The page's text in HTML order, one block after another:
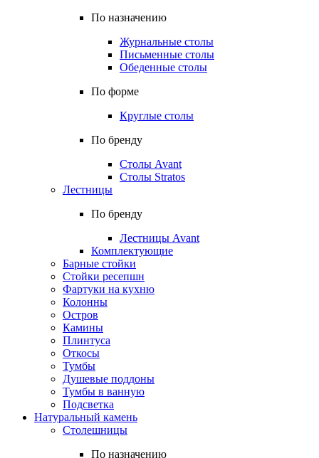
По назначению
Журнальные столы
Письменные столы
Обеденные столы
По форме
Круглые столы
По бренду
Столы Avant
Столы Stratos
Лестницы
По бренду
Лестницы Avant
Комплектующие
Барные стойки
Стойки ресепшн
Фартуки на кухню
Колонны
Остров
Камины
Плинтуса
Откосы
Тумбы
Душевые поддоны
Тумбы в ванную
Подсветка
Натуральный камень
Столешницы
По назначению